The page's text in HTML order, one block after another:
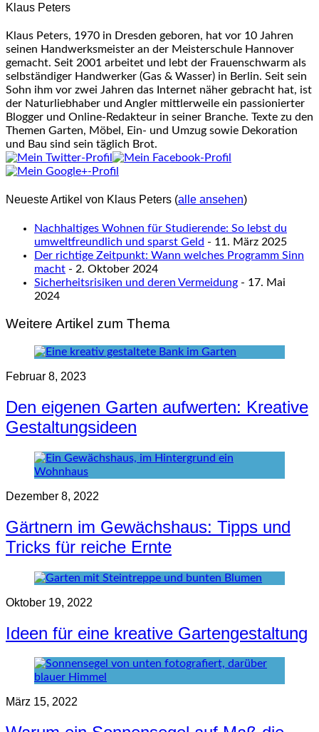
below.
Klaus Peters
Klaus Peters, 1970 in Dresden geboren, hat vor 10 Jahren
seinen Handwerksmeister an der Meisterschule Hannover
gemacht. Seit 2001 arbeitet und lebt der Frauenschwarm als
selbständiger Handwerker (Gas & Wasser) in Berlin. Seit sein
Sohn ihm vor zwei Jahren das Internet näher gebracht hat, ist
der Naturliebhaber und Angler mittlerweile ein passionierter
Blogger und Online-Redakteur in seiner Branche. Texte zu den
Themen Garten, Möbel, Ein- und Umzug sowie Dekoration
und Bau sind sein täglich Brot.
Neueste Artikel von Klaus Peters (alle ansehen)
Nachhaltiges Wohnen für Studierende: So lebst du
umweltfreundlich und sparst Geld - 11. März 2025
Der richtige Zeitpunkt: Wann welches Programm Sinn
macht - 2. Oktober 2024
Sicherheitsrisiken und deren Vermeidung - 17. Mai
2024
Weitere Artikel zum Thema
Februar 8, 2023
Den eigenen Garten aufwerten: Kreative
Gestaltungsideen
Dezember 8, 2022
Gärtnern im Gewächshaus: Tipps und
Tricks für reiche Ernte
Oktober 19, 2022
Ideen für eine kreative Gartengestaltung
März 15, 2022